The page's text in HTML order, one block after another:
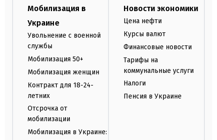
Мобилизация в
Украине
Увольнение с военной
службы
Мобилизация 50+
Мобилизация женщин
Контракт для 18-24-
летних
Отсрочка от
мобилизации
Мобилизация в Украине:
Новости экономики
Цена нефти
Курсы валют
Финансовые новости
Тарифы на
коммунальные услуги
Налоги
Пенсия в Украине